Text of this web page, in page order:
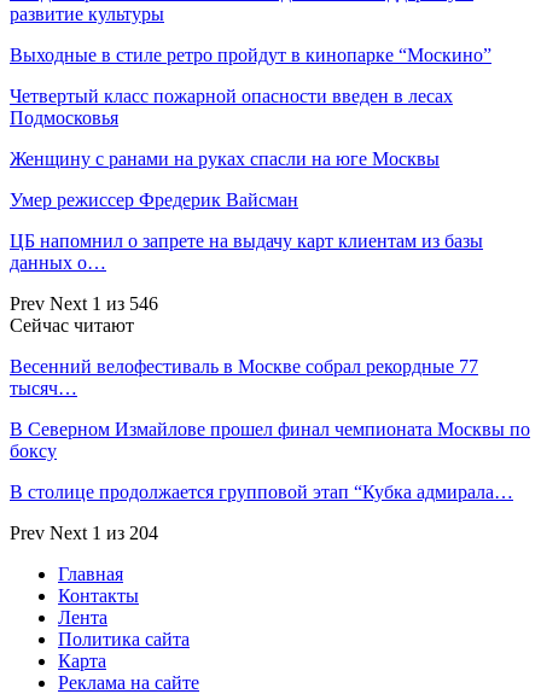
развитие культуры
Выходные в стиле ретро пройдут в кинопарке “Москино”
Четвертый класс пожарной опасности введен в лесах
Подмосковья
Женщину с ранами на руках спасли на юге Москвы
Умер режиссер Фредерик Вайсман
ЦБ напомнил о запрете на выдачу карт клиентам из базы
данных о…
Prev Next 1 из 546
Сейчас читают
Весенний велофестиваль в Москве собрал рекордные 77
тысяч…
В Северном Измайлове прошел финал чемпионата Москвы по
боксу
В столице продолжается групповой этап “Кубка адмирала…
Prev Next 1 из 204
Главная
Контакты
Лента
Политика сайта
Карта
Реклама на сайте